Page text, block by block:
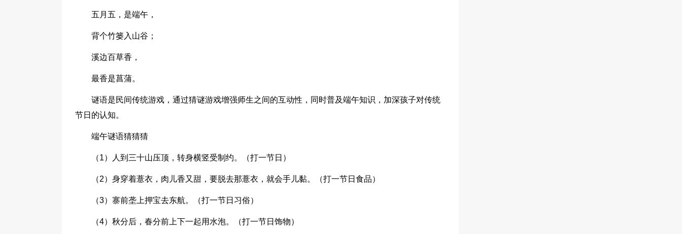
五月五，是端午，
背个竹篓入山谷；
溪边百草香，
最香是菖蒲。
谜语是民间传统游戏，通过猜谜游戏增强师生之间的互动性，同时普及端午知识，加深孩子对传统
节日的认知。
端午谜语猜猜猜
（1）人到三十山压顶，转身横竖受制约。（打一节日）
（2）身穿着薏衣，肉儿香又甜，要脱去那薏衣，就会手儿黏。（打一节日食品）
（3）寨前垄上押宝去东航。（打一节日习俗）
（4）秋分后，春分前上下一起用水泡。（打一节日饰物）